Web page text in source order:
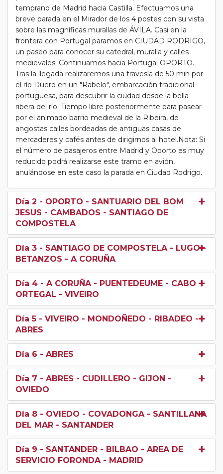
temprano de Madrid hacia Castilla. Efectuamos una
breve parada en el Mirador de los 4 postes con su vista
sobre las magníficas murallas de ÁVILA. Casi en la
frontera con Portugal paramos en CIUDAD RODRIGO,
un paseo para conocer su catedral, muralla y calles
medievales. Continuamos hacia Portugal OPORTO.
Tras la llegada realizaremos una travesía de 50 min por
el río Duero en un "Rabelo", embarcación tradicional
portuguesa, para descubrir la ciudad desde la bella
ribera del río. Tiempo libre posteriormente para pasear
por el animado barrio medieval de la Ribeira, de
angostas calles bordeadas de antiguas casas de
mercaderes y cafés antes de dirigirnos al hotel.Nota: Si
el número de pasajeros entre Madrid y Oporto es muy
reducido podrá realizarse este tramo en avión,
anulándose en este caso la parada en Ciudad Rodrigo.
Día 2 - OPORTO - SANTUARIO DEL BOM
JESUS - CAMBADOS - SANTIAGO DE
COMPOSTELA
Día 3 - SANTIAGO DE COMPOSTELA - LUGO -
BETANZOS - A CORUÑA
Día 4 - A CORUÑA - PUENTEDEUME - CABO
ORTEGAL - VIVEIRO
Día 5 - VIVEIRO - MONDOÑEDO - RIBADEO -
ABRES
Día 6 - ABRES
Día 7 - ABRES - CUDILLERO - GIJON -
OVIEDO
Día 8 - OVIEDO - COVADONGA - SANTILLANA
DEL MAR - SANTANDER
Día 9 - SANTANDER - BILBAO - AREA DE
SERVICIO FORONDA - MADRID